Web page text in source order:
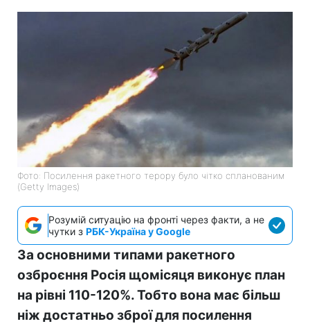
Фото: Посилення ракетного терору було чітко спланованим
(Getty Images)
Розумій ситуацію на фронті через факти, а не
чутки з РБК-Україна у Google
За основними типами ракетного
озброєння Росія щомісяця виконує план
на рівні 110-120%. Тобто вона має більш
ніж достатньо зброї для посилення